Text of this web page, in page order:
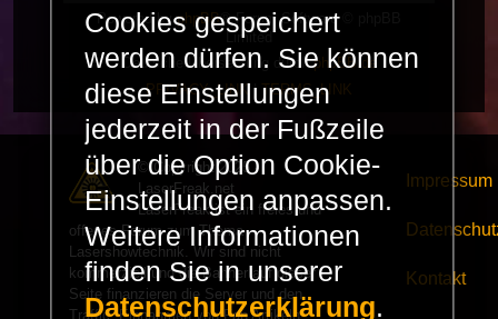
Powered byphpBB® Forum Software © phpBB
Limited
Deutsche Übersetzung durchphpBB.de
PRIVACY_LINK | TERMS_LINK
© Copyright 2025 -
LaserFreak.net
LaserFreak ist ein freies und
offenes Forum zum Thema
Lasershowtechnik. Wir sind nicht
kommerziell und die Banner auf dieser
Seite finanzieren die Server und den
Traffic. Einnahmen von Fan Artikeln
Impressum
Kontakt
Cookies gespeichert
werden dürfen. Sie können
diese Einstellungen
jederzeit in der Fußzeile
über die Option Cookie-
Einstellungen anpassen.
Weitere Informationen
finden Sie in unserer
Datenschutzerklärung.